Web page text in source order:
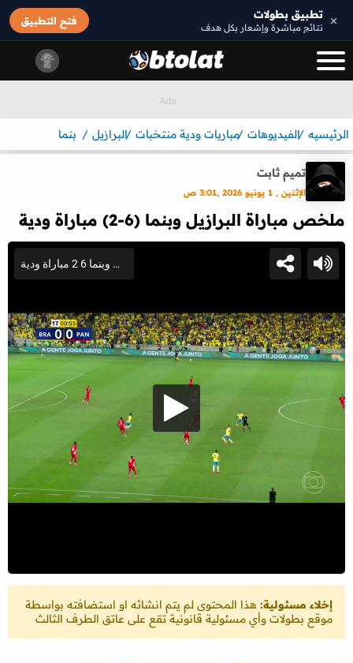
× تطبيق بطولات
نتائج مباشرة وإشعار بكل هدف
فتح التطبيق
الرئيسيه الفيديوهات مباريات ودية منتخبات البرازيل بنما
تميم ثابت
الإثنين , 1 يونيو 2026 ,3:01 ص
ملخص مباراة البرازيل وبنما (6-2) مباراة ودية
إخلاء مسئولية: هذا المحتوى لم يتم انشائه او استضافته بواسطة
موقع بطولات وأي مسئولية قانونية تقع على عاتق الطرف الثالث